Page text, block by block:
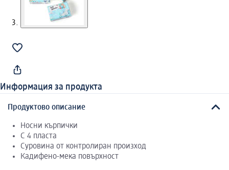
Информация за продукта
Продуктово описание
Носни кърпички
С 4 пласта
Суровина от контролиран произход
Кадифено-мека повърхност